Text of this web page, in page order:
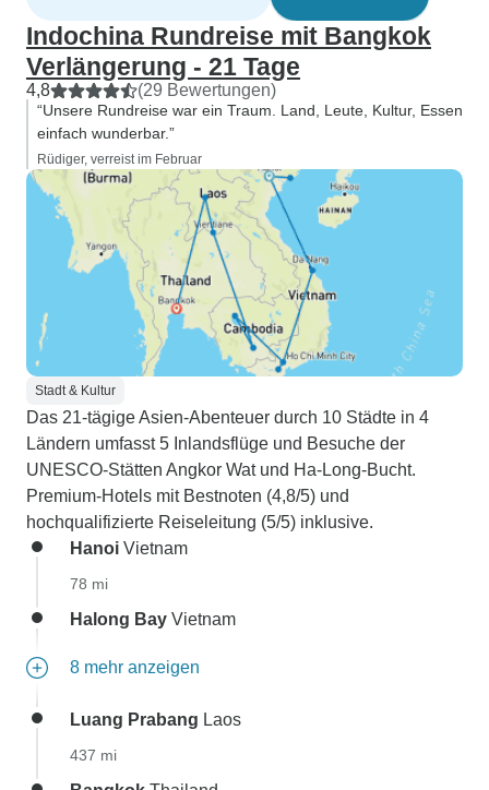
Indochina Rundreise mit Bangkok
Verlängerung - 21 Tage
4,8 (29 Bewertungen)
“Unsere Rundreise war ein Traum. Land, Leute, Kultur, Essen
einfach wunderbar.”
Rüdiger, verreist im Februar
Stadt & Kultur
Das 21-tägige Asien-Abenteuer durch 10 Städte in 4
Ländern umfasst 5 Inlandsflüge und Besuche der
UNESCO-Stätten Angkor Wat und Ha-Long-Bucht.
Premium-Hotels mit Bestnoten (4,8/5) und
hochqualifizierte Reiseleitung (5/5) inklusive.
Hanoi Vietnam
78 mi
Halong Bay Vietnam
8 mehr anzeigen
Luang Prabang Laos
437 mi